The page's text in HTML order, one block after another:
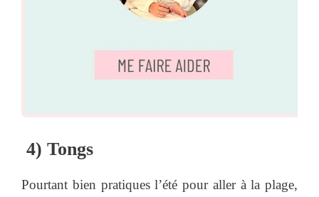
4) Tongs
Pourtant bien pratiques l’été pour aller à la plage,